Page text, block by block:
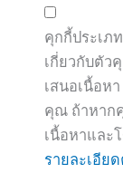
คุกกี้ประเภ
เกี่ยวกับตัว
เสนอเนื้อห
คุณ ถ้าหาก
เนื้อหาและ
รายละเอีย